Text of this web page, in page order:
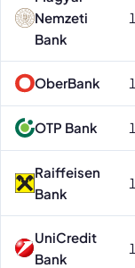
Nemzeti
Bank
1
OberBank 1
OTP Bank 1
Raiffeisen
Bank
1
UniCredit
Bank
1